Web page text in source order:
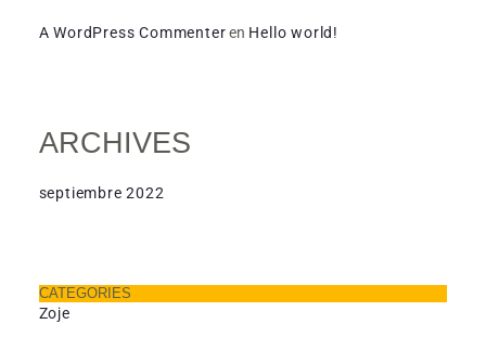
A WordPress Commenteren Hello world!
ARCHIVES
septiembre 2022
CATEGORIES
Zoje